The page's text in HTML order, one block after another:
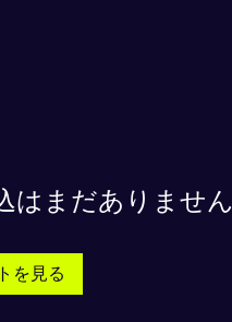
はまだありません
を見る